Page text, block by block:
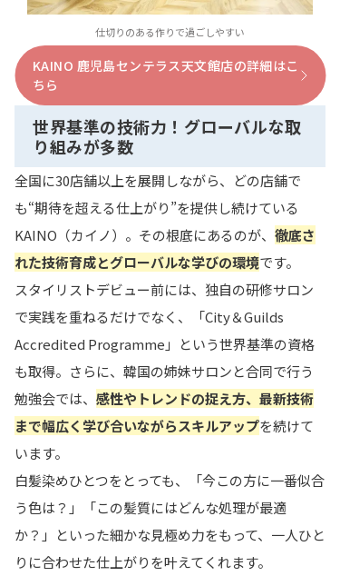
仕切りのある作りで過ごしやすい
KAINO 鹿児島センテラス天文館店の詳細はこ
ちら
世界基準の技術力！グローバルな取
り組みが多数
全国に30店舗以上を展開しながら、どの店舗で
も“期待を超える仕上がり”を提供し続けている
KAINO（カイノ）。その根底にあるのが、 徹底さ
れた技術育成とグローバルな学びの環境です。
スタイリストデビュー前には、独自の研修サロン
で実践を重ねるだけでなく、「City＆Guilds
Accredited Programme」という世界基準の資格
も取得。さらに、韓国の姉妹サロンと合同で行う
勉強会では、 感性やトレンドの捉え方、最新技術
まで幅広く学び合いながらスキルアップを続けて
います。
白髪染めひとつをとっても、「今この方に一番似合
う色は？」「この髪質にはどんな処理が最適
か？」といった細かな見極め力をもって、一人ひと
りに合わせた仕上がりを叶えてくれます。